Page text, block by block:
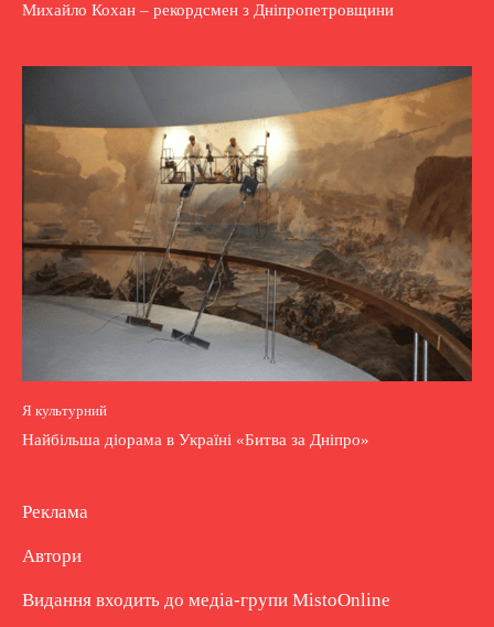
Михайло Кохан – рекордсмен з Дніпропетровщини
Я культурний
Найбільша діорама в Україні «Битва за Дніпро»
Реклама
Автори
Видання входить до медіа-групи MistoOnline